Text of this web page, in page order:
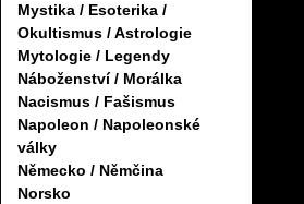
Mystika / Esoterika /
Okultismus / Astrologie
Mytologie / Legendy
Náboženství / Morálka
Nacismus / Fašismus
Napoleon / Napoleonské
války
Německo / Němčina
Norsko